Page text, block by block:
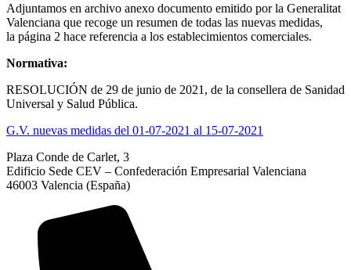
Adjuntamos en archivo anexo documento emitido por la Generalitat
Valenciana que recoge un resumen de todas las nuevas medidas,
la página 2 hace referencia a los establecimientos comerciales.
Normativa:
RESOLUCIÓN de 29 de junio de 2021, de la consellera de Sanidad
Universal y Salud Pública.
G.V. nuevas medidas del 01-07-2021 al 15-07-2021
Plaza Conde de Carlet, 3
Edificio Sede CEV – Confederación Empresarial Valenciana
46003 Valencia (España)